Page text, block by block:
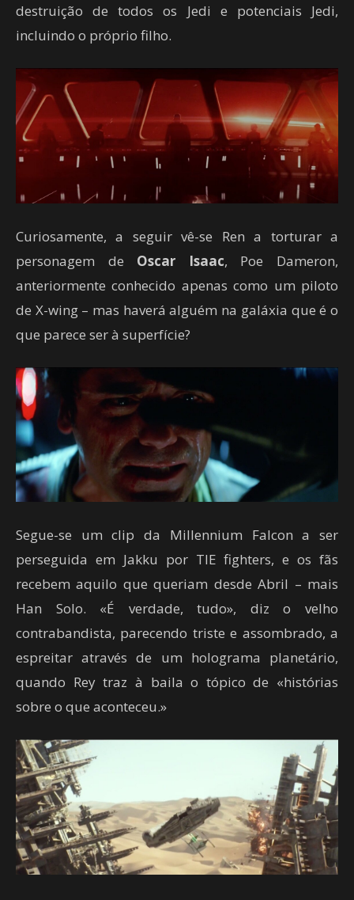
destruição de todos os Jedi e potenciais Jedi,
incluindo o próprio filho.
Curiosamente, a seguir vê-se Ren a torturar a
personagem de Oscar Isaac, Poe Dameron,
anteriormente conhecido apenas como um piloto
de X-wing – mas haverá alguém na galáxia que é o
que parece ser à superfície?
Segue-se um clip da Millennium Falcon a ser
perseguida em Jakku por TIE fighters, e os fãs
recebem aquilo que queriam desde Abril – mais
Han Solo. «É verdade, tudo», diz o velho
contrabandista, parecendo triste e assombrado, a
espreitar através de um holograma planetário,
quando Rey traz à baila o tópico de «histórias
sobre o que aconteceu.»